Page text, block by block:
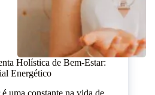
Holística de Bem-Estar:
Energético
uma constante na vida de